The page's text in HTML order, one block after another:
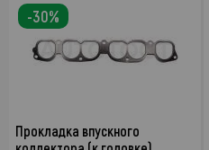
Прокладка впускного
-30%